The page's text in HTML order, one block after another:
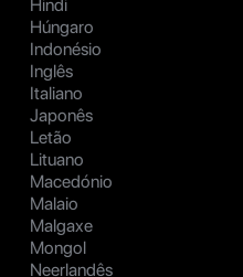
Hindi
Húngaro
Indonésio
Inglês
Italiano
Japonês
Letão
Lituano
Macedónio
Malaio
Malgaxe
Mongol
Neerlandês